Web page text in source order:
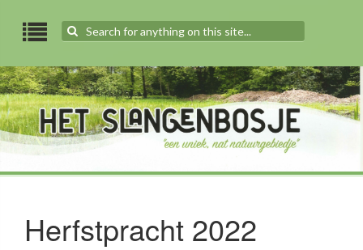
Search
for:
Herfstpracht 2022